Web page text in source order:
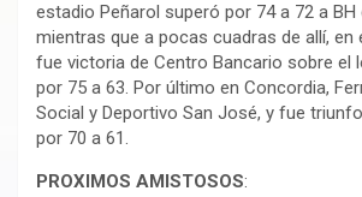
estadio Peñarol superó por 74 a 72 a BH
mientras que a pocas cuadras de allí,
fue victoria de Centro Bancario sobre el
por 75 a 63. Por último en Concordia,
Social y Deportivo San José, y fue
por 70 a 61.
PROXIMOS AMISTOSOS: